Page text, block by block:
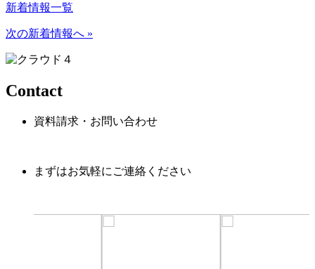
新着情報一覧
次の新着情報へ »
Contact
資料請求・お問い合わせ
まずはお気軽にご連絡ください